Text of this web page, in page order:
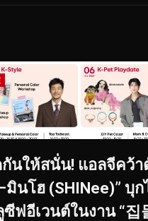
กันให้สนั่น! แอลจีคว้า
มินโฮ (SHINee)” บุก
ฟอีเวนต์ในงาน “집